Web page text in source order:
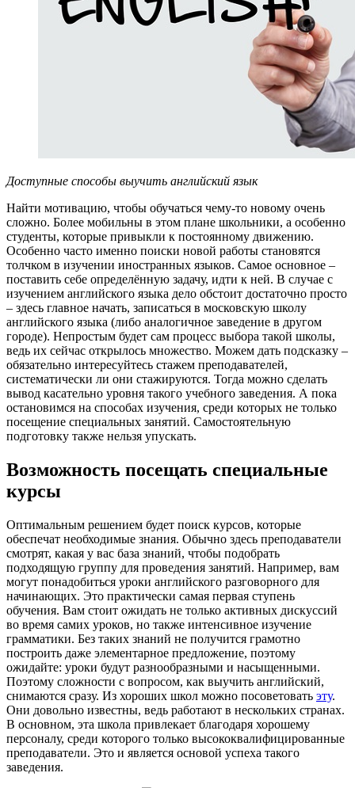
Доступные способы выучить английский язык
Найти мотивацию, чтобы обучаться чему-то новому очень
сложно. Более мобильны в этом плане школьники, а особенно
студенты, которые привыкли к постоянному движению.
Особенно часто именно поиски новой работы становятся
толчком в изучении иностранных языков. Самое основное –
поставить себе определённую задачу, идти к ней. В случае с
изучением английского языка дело обстоит достаточно просто
– здесь главное начать, записаться в московскую школу
английского языка (либо аналогичное заведение в другом
городе). Непростым будет сам процесс выбора такой школы,
ведь их сейчас открылось множество. Можем дать подсказку –
обязательно интересуйтесь стажем преподавателей,
систематически ли они стажируются. Тогда можно сделать
вывод касательно уровня такого учебного заведения. А пока
остановимся на способах изучения, среди которых не только
посещение специальных занятий. Самостоятельную
подготовку также нельзя упускать.
Возможность посещать специальные
курсы
Оптимальным решением будет поиск курсов, которые
обеспечат необходимые знания. Обычно здесь преподаватели
смотрят, какая у вас база знаний, чтобы подобрать
подходящую группу для проведения занятий. Например, вам
могут понадобиться уроки английского разговорного для
начинающих. Это практически самая первая ступень
обучения. Вам стоит ожидать не только активных дискуссий
во время самих уроков, но также интенсивное изучение
грамматики. Без таких знаний не получится грамотно
построить даже элементарное предложение, поэтому
ожидайте: уроки будут разнообразными и насыщенными.
Поэтому сложности с вопросом, как выучить английский,
снимаются сразу. Из хороших школ можно посоветовать эту.
Они довольно известны, ведь работают в нескольких странах.
В основном, эта школа привлекает благодаря хорошему
персоналу, среди которого только высококвалифицированные
преподаватели. Это и является основой успеха такого
заведения.